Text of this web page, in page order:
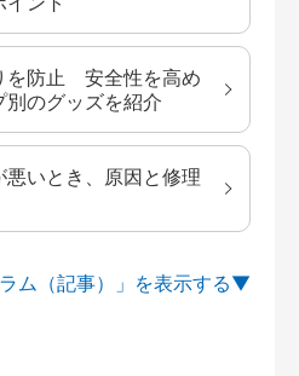
を防止 安全性を高め
別のグッズを紹介
悪いとき、原因と修理
ム（記事）」を